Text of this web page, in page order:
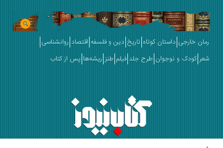
خارجی داستان کوتاه تاریخ دین و فلسفه اقتصاد روانشناسی
کودک و نوجوان طرح جلد فیلم طنز ریشه‌ها پس از کتاب